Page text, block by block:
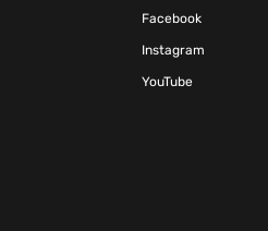
Facebook
Instagram
YouTube